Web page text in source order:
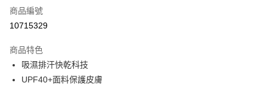
ATM付款
運送方式
宅配
每筆NT$100，滿NT$3,500(含以上)免運費
商品編號
10715329
商品特色
吸濕排汗快乾科技
UPF40+面料保護皮膚